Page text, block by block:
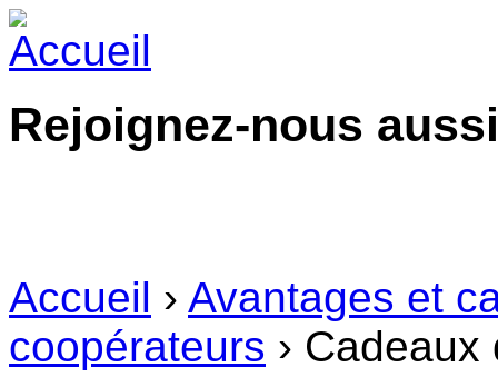
Rejoignez-nous
Accueil › Avantages et
coopérateurs ›